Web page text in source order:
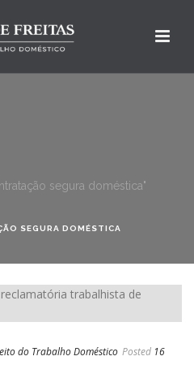
segura doméstica"
SEGURA DOMÉSTICA
do Trabalho Doméstico Posted 16